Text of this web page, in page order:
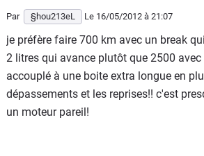
Forum
Moto
Marques
Par §hou213eL Le 16/05/2012 à 21:07
je préfère faire 700 km avec un break
2 litres qui avance plutôt que 2500 avec
accouplé à une boite extra longue en
dépassements et les reprises!! c'est
un moteur pareil!